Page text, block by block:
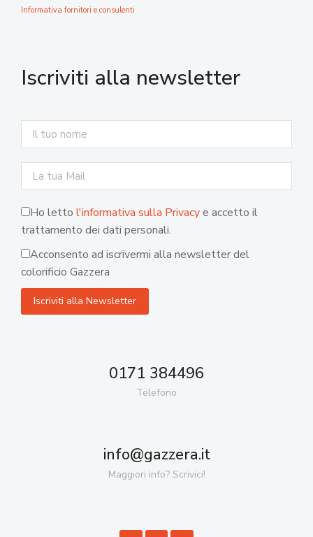
Informativa fornitori e consulenti
Iscriviti alla newsletter
Ho letto l'informativa sulla Privacye accetto il
trattamento dei dati personali.
Acconsento ad iscrivermi alla newsletter del
colorificio Gazzera
0171 384496
Telefono
info@gazzera.it
Maggiori info? Scrivici!